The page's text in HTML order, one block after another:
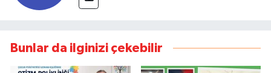
Bunlar da ilginizi çekebilir